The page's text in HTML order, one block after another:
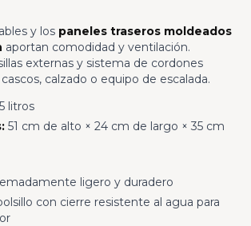
y los paneles traseros moldeados
aportan comodidad y ventilación.
externas y sistema de cordones
calzado o equipo de escalada.
litros
51 cm de alto × 24 cm de largo × 35 cm
ligero y duradero
con cierre resistente al agua para